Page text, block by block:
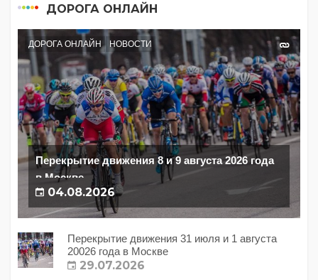
ДОРОГА ОНЛАЙН
ДОРОГА ОНЛАЙН НОВОСТИ
Перекрытие движения 8 и 9 августа 2026 года
в Москве
04.08.2026
Перекрытие движения 31 июля и 1 августа
20026 года в Москве
29.07.2026